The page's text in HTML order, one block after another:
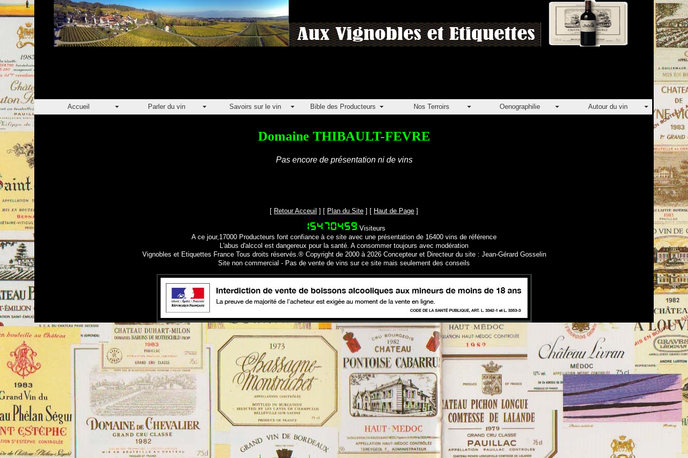
Accueil Parler du vin Savoirs sur le vin Bible des Producteurs Nos Terroirs Oenographilie Autour du vin
Domaine THIBAULT-FEVRE
Pas encore de présentation ni de vins
[ Retour Acceuil ] [ Plan du Site ] [ Haut de Page ]
Visiteurs
A ce jour,17000 Producteurs font confiance à ce site avec une présentation de 16400 vins de référence
L'abus d'alccol est dangereux pour la santé. A consommer toujours avec modération
Vignobles et Etiquettes France Tous droits réservés.® Copyright de 2000 à 2026 Concepteur et Directeur du site : Jean-Gérard Gosselin
Site non commercial - Pas de vente de vins sur ce site mais seulement des conseils